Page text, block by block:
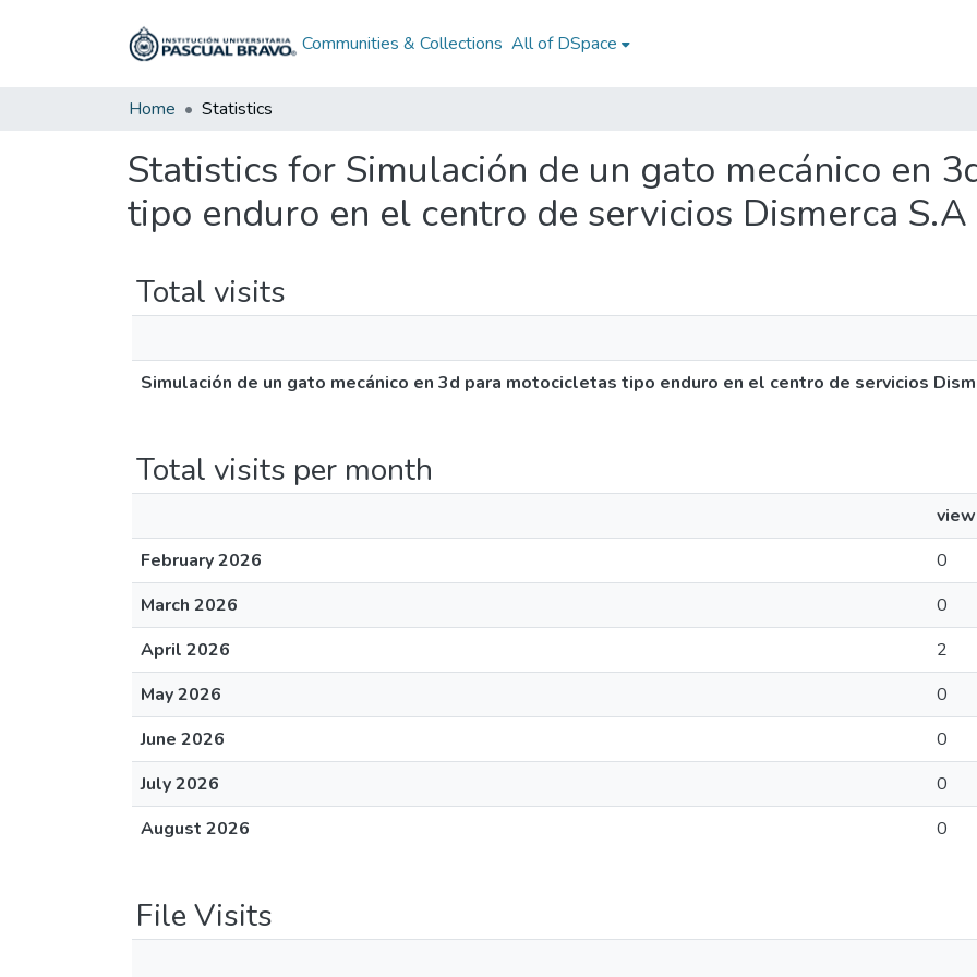
Communities & Collections All of DSpace
Home Statistics
Statistics for Simulación de un gato mecánico en
tipo enduro en el centro de servicios Dismerca
Total visits
Simulación de un gato mecánico en 3d para motocicletas tipo enduro en el centro de servicios
Total visits per month
February 2026
0
March 2026
0
April 2026
2
May 2026
0
June 2026
0
July 2026
0
August 2026
0
File Visits